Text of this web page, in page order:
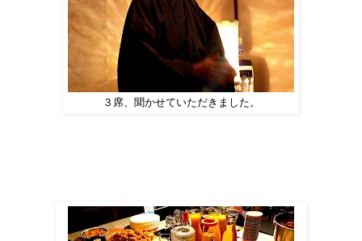
３席、聞かせていただきました。